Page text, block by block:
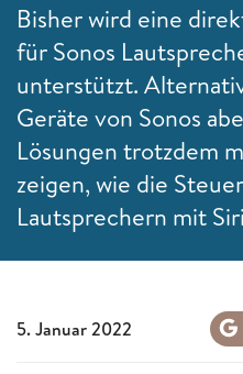
Bisher wird eine
für Sonos
unterstützt.
Geräte von Sonos
Lösungen trotzdem
zeigen, wie die
Lautsprechern mit
5. Januar 2022